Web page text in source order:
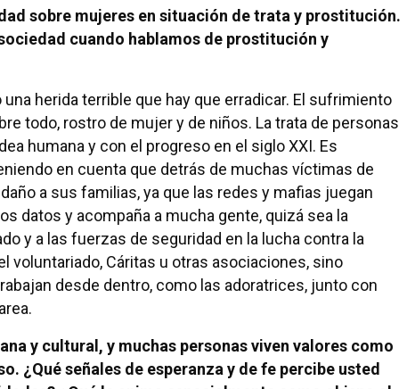
sobre mujeres en situación de trata y prostitución.
cuando hablamos de prostitución y
herida terrible que hay que erradicar. El sufrimiento
todo, rostro de mujer y de niños. La trata de personas
humana y con el progreso en el siglo XXI. Es
en cuenta que detrás de muchas víctimas de
a sus familias, ya que las redes y mafias juegan
datos y acompaña a mucha gente, quizá sea la
y a las fuerzas de seguridad en la lucha contra la
voluntariado, Cáritas u otras asociaciones, sino
desde dentro, como las adoratrices, junto con
y cultural, y muchas personas viven valores como
¿Qué señales de esperanza y de fe percibe usted